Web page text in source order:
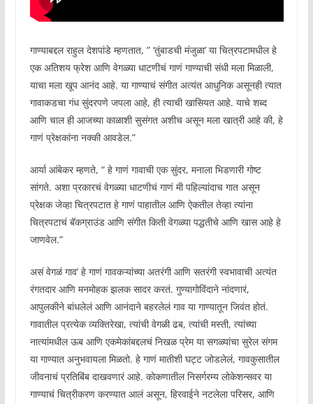
गाण्याबद्दल राहुल देशपांडे म्हणतात, ” ‘तुंबाडची मंजुळा’ या चित्रपटामधील हे
एक अतिशय फ्रेश आणि वेगळ्या धाटणीचं गाणं गाण्याची संधी मला मिळाली,
याचा मला खूप आनंद आहे. या गाण्याचं संगीत अत्यंत आधुनिक असूनही त्यात
गावाकडचा गंध सुंदरपणे जपला आहे, ही त्याची खासियत आहे. याचे शब्द
आणि चाल ही आजच्या काळाशी सुसंगत अशीच असून मला खात्री आहे की, हे
गाणं प्रेक्षकांना नक्की आवडेल.”
आर्या आंबेकर म्हणते, “ हे गाणं गावाची एक सुंदर, मनाला भिडणारी गोष्ट
सांगते. अशा प्रकारचं वेगळ्या धाटणीचं गाणं मी पहिल्यांदाच गात असून
प्रेक्षक जेव्हा चित्रपटात हे गाणं पाहातील आणि ऐकतील तेव्हा त्यांना
चित्रपटाचं बॅकग्राउंड आणि संगीत किती वेगळ्या पद्धतीचे आणि खास आहे हे
जाणवेल.”
असं वेगळं गाव’ हे गाणं गावकऱ्यांच्या अतरंगी आणि सतरंगी स्वभावाची अत्यंत
रंगतदार आणि मनमोहक झलक सादर करतं. गुण्यागोविंदाने नांदणारं,
आपुलकीने बांधलेलं आणि आनंदाने बहरलेलं गाव या गाण्यातून जिवंत होतं.
गावातील प्रत्येक व्यक्तिरेखा, त्यांची वेगळी ढब, त्यांची मस्ती, त्यांच्या
नात्यांमधील ऊब आणि एकमेकांबद्दलचं निखळ प्रेम या सगळ्यांचा सुरेल संगम
या गाण्यात अनुभवायला मिळतो. हे गाणं मातीशी घट्ट जोडलेलं, गावकुसातील
जीवनाचं प्रतिबिंब दाखवणारं आहे. कोकणातील निसर्गरम्य लोकेशन्सवर या
गाण्याचं चित्रीकरण करण्यात आलं असून, हिरवाईने नटलेला परिसर, आणि